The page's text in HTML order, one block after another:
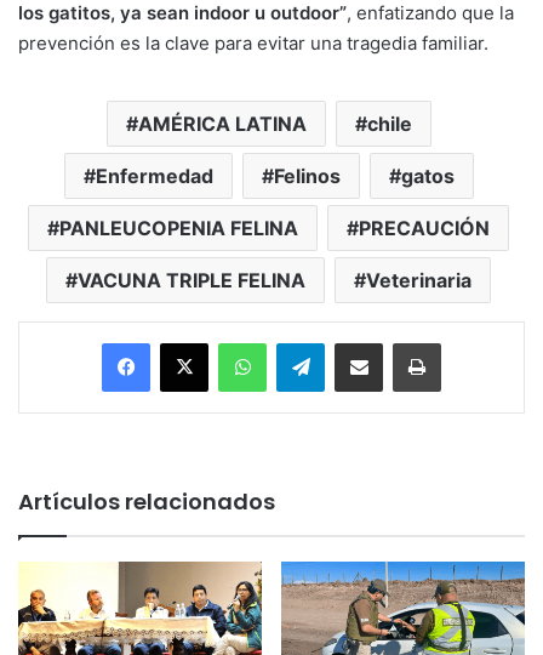
los gatitos, ya sean indoor u outdoor”, enfatizando que la
prevención es la clave para evitar una tragedia familiar.
AMÉRICA LATINA chile
Enfermedad Felinos gatos
PANLEUCOPENIA FELINA PRECAUCIÓN
VACUNA TRIPLE FELINA Veterinaria
Facebook
X WhatsAppTelegramEnviar vía email Imprimir
Artículos relacionados